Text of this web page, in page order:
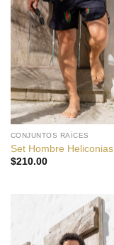
CONJUNTOS RAÍCES
Set Hombre Heliconias
$210.00